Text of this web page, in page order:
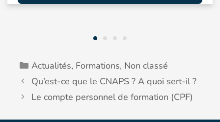
Actualités, Formations, Non classé
Qu’est-ce que le CNAPS ? A quoi sert-il ?
Le compte personnel de formation (CPF)